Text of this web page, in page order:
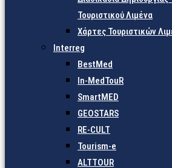
Τουριστικού Λιμένα
Χάρτες Τουριστικών
Interreg
BestMed
In-MedTouR
SmartMED
GEOSTARS
RE-CULT
Tourism-e
ALTTOUR